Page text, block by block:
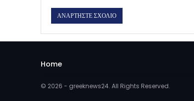
Home
© 2026 - greeknews24. All Rights Reserved.